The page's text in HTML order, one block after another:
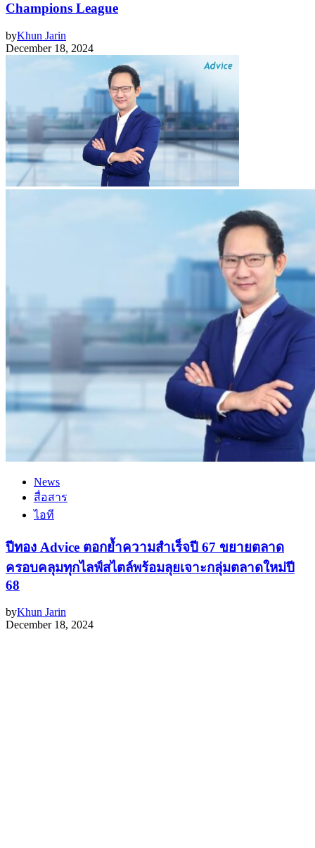
Champions League
byKhun Jarin
December 18, 2024
News
สื่อสาร
ไอที
ปีทอง Advice ตอกย้ำความสำเร็จปี 67 ขยายตลาด
ครอบคลุมทุกไลฟ์สไตล์พร้อมลุยเจาะกลุ่มตลาดใหม่ปี
68
byKhun Jarin
December 18, 2024